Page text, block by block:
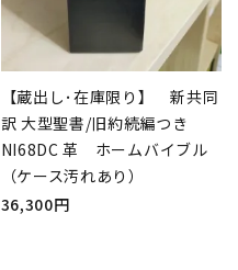
【蔵出し･在庫限り】 新共同
訳 大型聖書/旧約続編つき
NI68DC 革 ホームバイブル
（ケース汚れあり）
36,300円